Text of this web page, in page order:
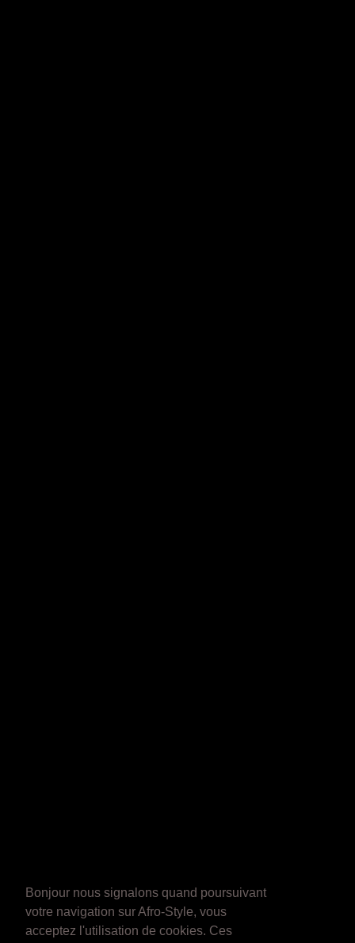
Bonjour nous signalons quand poursuivant
votre navigation sur Afro-Style, vous
acceptez l'utilisation de cookies. Ces